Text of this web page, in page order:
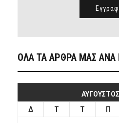
ΟΛΑ ΤΑ ΑΡΘΡΑ ΜΑΣ
Δ
Τ Τ Π